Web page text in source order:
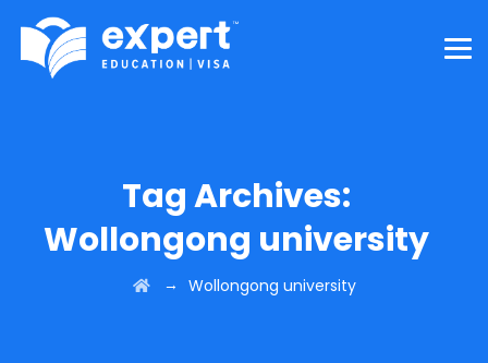
Tag Archives:
Wollongong university
→ Wollongong university